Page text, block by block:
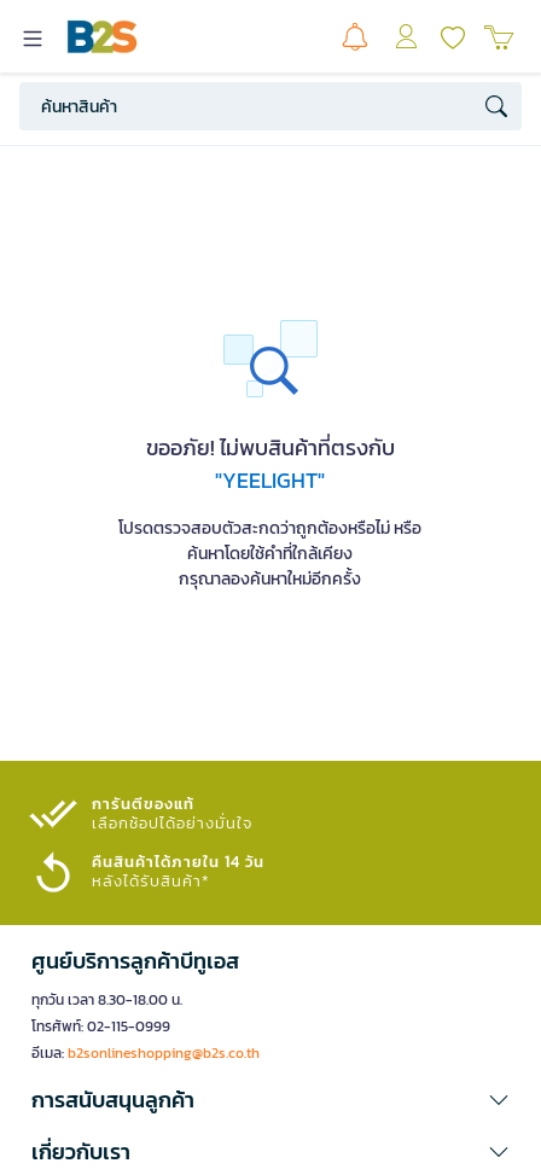
ขออภัย! ไม่พบสินค้าที่ตรงกับ
"YEELIGHT"
โปรดตรวจสอบตัวสะกดว่าถูกต้องหรือไม่ หรือ
ค้นหาโดยใช้คำที่ใกล้เคียง
กรุณาลองค้นหาใหม่อีกครั้ง
การันตีของแท้
เลือกช้อปได้อย่างมั่นใจ​
คืนสินค้าได้ภายใน 14 วัน
หลังได้รับสินค้า*
ศูนย์บริการลูกค้าบีทูเอส
ทุกวัน เวลา 8.30-18.00 น.
โทรศัพท์: 02-115-0999
อีเมล:b2sonlineshopping@b2s.co.th
การสนับสนุนลูกค้า
เกี่ยวกับเรา